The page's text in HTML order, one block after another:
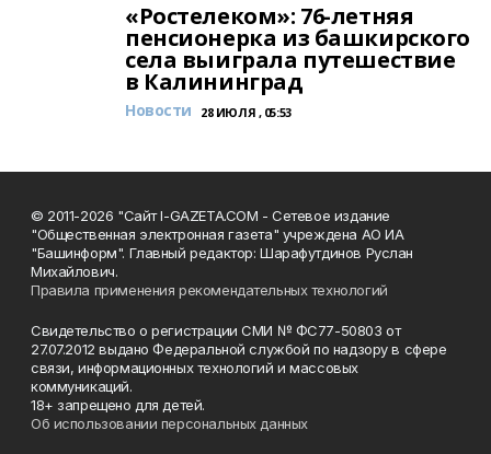
«Ростелеком»: 76-летняя
пенсионерка из башкирского
села выиграла путешествие
в Калининград
Новости 28 ИЮЛЯ , 05:53
© 2011-2026 "Сайт I-GAZETA.COM - Сетевое издание
"Общественная электронная газета" учреждена АО ИА
"Башинформ". Главный редактор: Шарафутдинов Руслан
Михайлович.
Правила применения рекомендательных технологий
Свидетельство о регистрации СМИ № ФС77-50803 от
27.07.2012 выдано Федеральной службой по надзору в сфере
связи, информационных технологий и массовых
коммуникаций.
18+ запрещено для детей.
Об использовании персональных данных